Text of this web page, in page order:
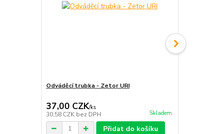
Odváděcí trubka - Zetor URI
37,00 CZK/ks
30,58 CZK bez DPH Skladem
Přidat do košíku